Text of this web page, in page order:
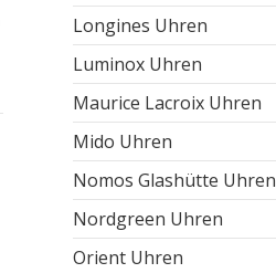
Longines Uhren
Luminox Uhren
Maurice Lacroix Uhren
Mido Uhren
Nomos Glashütte Uhren
Nordgreen Uhren
Orient Uhren